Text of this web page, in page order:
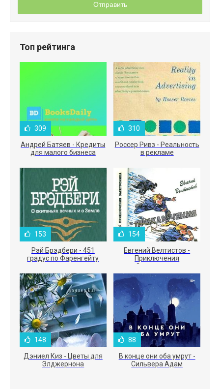
Отправить
Топ рейтинга
309
Андрей Батяев - Кредиты
для малого бизнеса
310
Россер Ривз - Реальность
в рекламе
153
Рэй Брэдбери - 451
градус по Фаренгейту
154
Евгений Велтистов -
Приключения
Электроника
148
Дэниел Киз - Цветы для
Элджернона
88
В конце они оба умрут -
Сильвера Адам